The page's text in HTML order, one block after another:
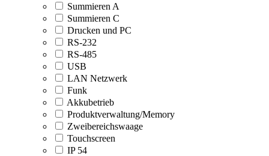
Summieren A
Summieren C
Drucken und PC
RS-232
RS-485
USB
LAN Netzwerk
Funk
Akkubetrieb
Produktverwaltung/Memory
Zweibereichswaage
Touchscreen
IP 54